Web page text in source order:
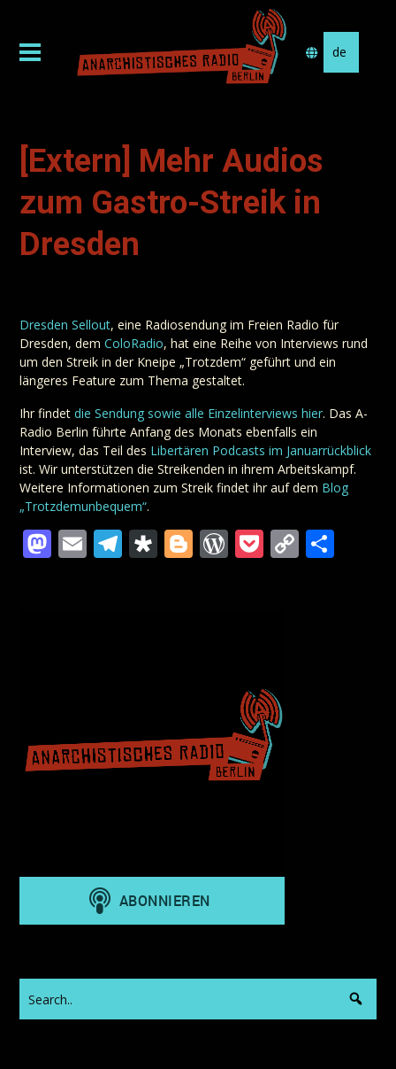
auswählen
[Extern] Mehr Audios
zum Gastro-Streik in
Dresden
Dresden Sellout, eine Radiosendung im Freien Radio für
Dresden, demColoRadio, hat eine Reihe von Interviews rund
um den Streik in der Kneipe „Trotzdem“ geführt und ein
längeres Feature zum Thema gestaltet.
Ihr findetdie Sendung sowie alle Einzelinterviews hier. Das A-
Radio Berlin führte Anfang des Monats ebenfalls ein
Interview, das Teil des Libertären Podcasts im Januarrückblick
ist. Wir unterstützen die Streikenden in ihrem Arbeitskampf.
Weitere Informationen zum Streik findet ihr auf dem Blog
„Trotzdemunbequem“.
Mastodon
EmailTelegram
Diaspora
Blogger
WordPress
Pocket
Copy